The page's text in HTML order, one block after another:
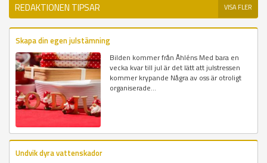
REDAKTIONEN TIPSAR VISA FLER
Skapa din egen julstämning
Bilden kommer från Åhléns Med bara en
vecka kvar till jul är det lätt att julstressen
kommer krypande Några av oss är otroligt
organiserade...
Undvik dyra vattenskador